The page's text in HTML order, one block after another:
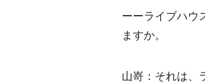
ーーライブハウ
ますか。
山嵜：それは、